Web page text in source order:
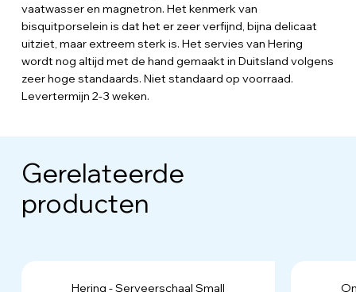
vaatwasser en magnetron. Het kenmerk van
bisquitporselein is dat het er zeer verfijnd, bijna delicaat
uitziet, maar extreem sterk is. Het servies van Hering
wordt nog altijd met de hand gemaakt in Duitsland volgens
zeer hoge standaards. Niet standaard op voorraad.
Levertermijn 2-3 weken.
Gerelateerde
producten
Hering - Serveerschaal Small